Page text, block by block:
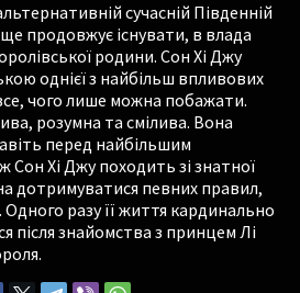
сучасній Південній
продовжує існувати, в влада
родини. Сон Хі Джу
однієї з найбільш впливових
чого лише можна побажати.
розумна та смілива. Вона
перед найбільшим
Сон Хі Джу походить зі знатної
дотримуватися певних правил,
Одного разу її життя кардинально
після знайомства з принцем Лі